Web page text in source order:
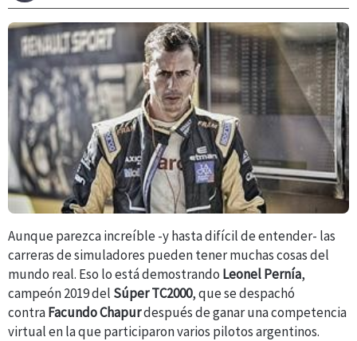
Aunque parezca increíble -y hasta difícil de entender- las
carreras de simuladores pueden tener muchas cosas del
mundo real. Eso lo está demostrando Leonel Pernía,
campeón 2019 del Súper TC2000, que se despachó
contraFacundo Chapurdespués de ganar una competencia
virtual en la que participaron varios pilotos argentinos.